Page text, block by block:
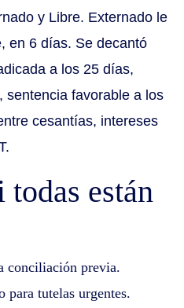
y Libre. Externado le
en 6 días. Se decantó
a los 25 días,
sentencia favorable a los
cesantías, intereses
todas están
conciliación previa.
para tutelas urgentes.